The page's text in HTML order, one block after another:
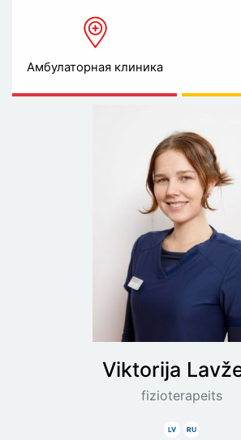
Амбулаторная клиника
Viktorija
fizioterapeits
LatviskiKrieviski